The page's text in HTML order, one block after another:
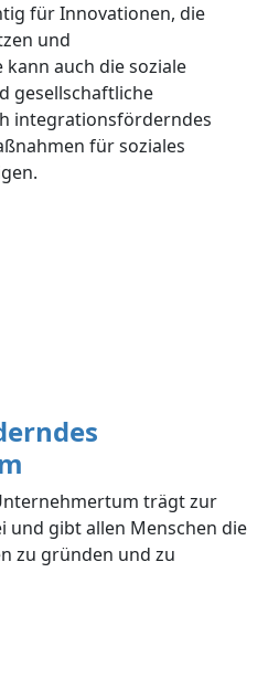
für Innovationen, die
und
auch die soziale
gesellschaftliche
integrationsförderndes
für soziales
trägt zur
und gibt allen Menschen die
zu gründen und zu